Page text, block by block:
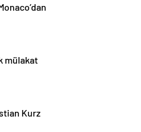
mülakat
Kurz